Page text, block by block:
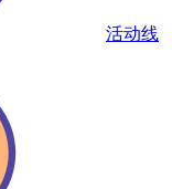
活动线